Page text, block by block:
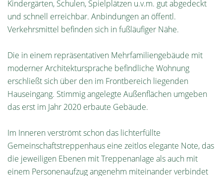
Kindergärten, Schulen, Spielplätzen u.v.m. gut abgedeckt
und schnell erreichbar. Anbindungen an öffentl.
Verkehrsmittel befinden sich in fußläufiger Nähe.
Die in einem repräsentativen Mehrfamiliengebäude mit
moderner Architektursprache befindliche Wohnung
erschließt sich über den im Frontbereich liegenden
Hauseingang. Stimmig angelegte Außenflächen umgeben
das erst im Jahr 2020 erbaute Gebäude.
Im Inneren verströmt schon das lichterfüllte
Gemeinschaftstreppenhaus eine zeitlos elegante Note, das
die jeweiligen Ebenen mit Treppenanlage als auch mit
einem Personenaufzug angenehm miteinander verbindet